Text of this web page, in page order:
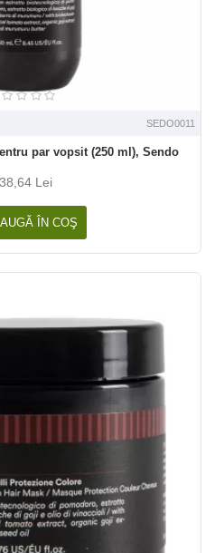
SEDO0011
par vopsit (250 ml), Sendo
38,64 Lei
ÎN COŞ